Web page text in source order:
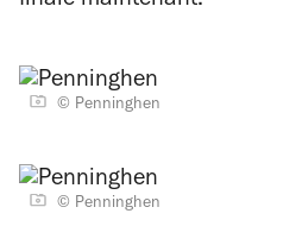
© Penninghen
© Penninghen